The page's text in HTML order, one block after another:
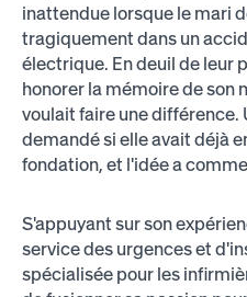
inattendue lorsque le mari
tragiquement dans un
électrique. En deuil de leur
honorer la mémoire de son
voulait faire une différence.
demandé si elle avait déjà
fondation, et l'idée a
S'appuyant sur son
service des urgences et
spécialisée pour les